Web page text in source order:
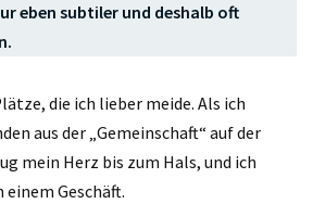
eben subtiler und deshalb oft
die ich lieber meide. Als ich
aus der „Gemeinschaft“ auf der
mein Herz bis zum Hals, und ich
Geschäft.